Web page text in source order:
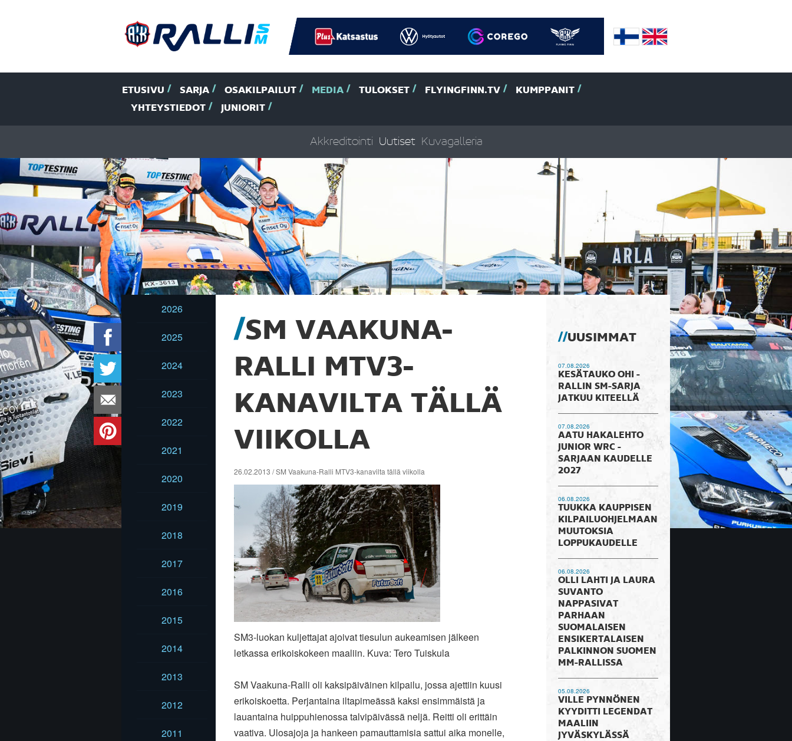
ETUSIVU SARJA OSAKILPAILUT MEDIA TULOKSET FLYINGFINN.TV
KUMPPANIT
YHTEYSTIEDOT
JUNIORIT
Akkreditointi Uutiset Kuvagalleria
2026
2025
2024
2023
2022
2021
2020
2019
2018
2017
2016
2015
2014
2013
2012
2011
SM VAAKUNA-
RALLI MTV3-
KANAVILTA TÄLLÄ
VIIKOLLA
26.02.2013 / SM Vaakuna-Ralli MTV3-kanavilta tällä viikolla
SM3-luokan kuljettajat ajoivat tiesulun aukeamisen jälkeen
letkassa erikoiskokeen maaliin. Kuva: Tero Tuiskula
SM Vaakuna-Ralli oli kaksipäiväinen kilpailu, jossa ajettiin kuusi
erikoiskoetta. Perjantaina iltapimeässä kaksi ensimmäistä ja
lauantaina huippuhienossa talvipäivässä neljä. Reitti oli erittäin
vaativa. Ulosajoja ja hankeen pamauttamisia sattui aika monelle,
UUSIMMAT
07.08.2026
KESÄTAUKO OHI -
RALLIN SM-SARJA
JATKUU KITEELLÄ
07.08.2026
AATU HAKALEHTO
JUNIOR WRC -
SARJAAN KAUDELLE
2027
06.08.2026
TUUKKA KAUPPISEN
KILPAILUOHJELMAAN
MUUTOKSIA
LOPPUKAUDELLE
06.08.2026
OLLI LAHTI JA LAURA
SUVANTO
NAPPASIVAT
PARHAAN
SUOMALAISEN
ENSIKERTALAISEN
PALKINNON SUOMEN
MM-RALLISSA
05.08.2026
VILLE PYNNÖNEN
KYYDITTI LEGENDAT
MAALIIN
JYVÄSKYLÄSSÄ